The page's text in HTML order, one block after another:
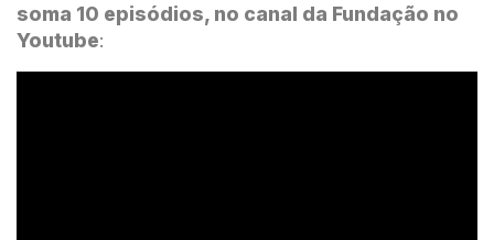
soma 10 episódios, no canal da Fundação no
Youtube: